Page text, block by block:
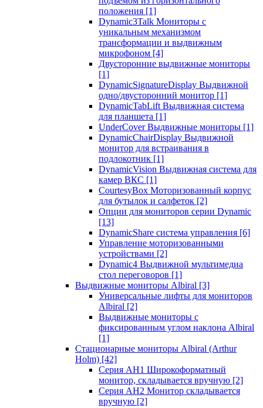
положения [1]
Dynamic3Talk Мониторы с
уникальным механизмом
трансформации и выдвижным
микрофоном [4]
Двусторонние выдвижные мониторы
[1]
DynamicSignatureDisplay Выдвижной
одно/двусторонний монитор [1]
DynamicTabLift Выдвижная система
для планшета [1]
UnderCover Выдвижные мониторы [1]
DynamicChairDisplay Выдвижной
монитор для встраивания в
подлокотник [1]
DynamicVision Выдвижная система для
камер ВКС [1]
CourtesyBox Моторизованный корпус
для бутылок и салфеток [2]
Опции для мониторов серии Dynamic
[13]
DynamicShare система управления [6]
Управление моторизованными
устройствами [2]
Dynamic4 Выдвижной мультимедиа
стол переговоров [1]
Выдвижные мониторы Albiral [3]
Универсальные лифты для мониторов
Albiral [2]
Выдвижные мониторы с
фиксированным углом наклона Albiral
[1]
Стационарные мониторы Albiral (Arthur
Holm) [42]
Серия AH1 Широкоформатный
монитор, складывается вручную [2]
Серия AH2 Монитор складывается
вручную [2]